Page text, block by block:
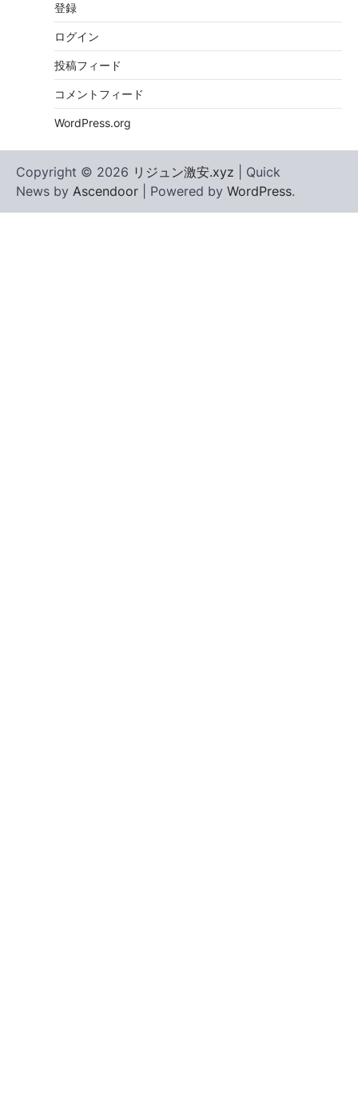
登録
ログイン
投稿フィード
コメントフィード
WordPress.org
Copyright © 2026 リジュン激安.xyz | Quick
News by Ascendoor | Powered by WordPress.